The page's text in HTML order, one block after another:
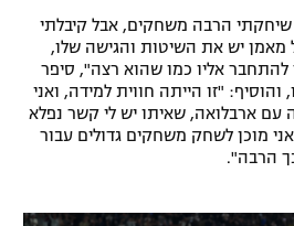
הרבה משחקים, אבל קיבלתי
יש את השיטות והגישה שלו,
אליו כמו שהוא רצה", סיפר
והוסיף: "זו הייתה חווית למידה, ואני
עם ארבלואה, שאיתו יש לי קשר נפלא
אני מוכן לשחק משחקים גדולים עבור
הרבה".